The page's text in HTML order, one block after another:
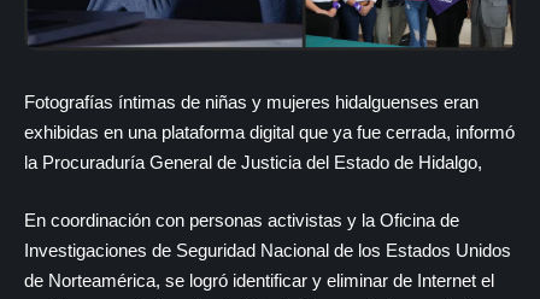
Fotografías íntimas de niñas y mujeres hidalguenses eran
exhibidas en una plataforma digital que ya fue cerrada, informó
la Procuraduría General de Justicia del Estado de Hidalgo,
En coordinación con personas activistas y la Oficina de
Investigaciones de Seguridad Nacional de los Estados Unidos
de Norteamérica, se logró identificar y eliminar de Internet el